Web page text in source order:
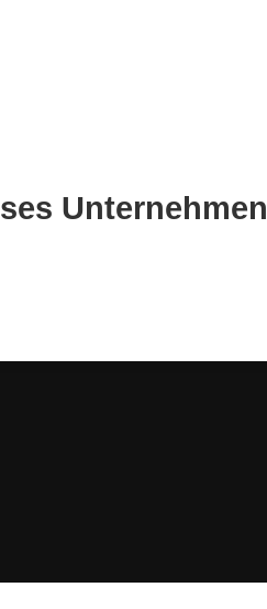
Unternehmen